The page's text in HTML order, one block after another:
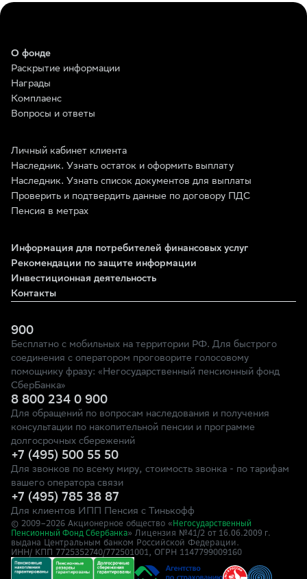
О фонде
Раскрытие информации
Награды
Комплаенс
Вопросы и ответы
Личный кабинет клиента
Наследник. Узнать остаток и оформить выплату
Наследник. Узнать список документов для выплаты
Проверить и подтвердить данные по договору ПДС
Пенсия в метрах
Информация для потребителей финансовых услуг
Рекомендации по защите информации
Инвестиционная деятельность
Контакты
900
Бесплатно с мобильных на территории РФ. Для быстрого
соединения с оператором проговорите голосовому
помощнику фразу: «Негосударственный пенсионный фонд
СберБанка»
8 800 234 0 900
Для обращений по вопросам наследования и получения
консультации по накопительной пенсии и программе
долгосрочных сбережений
+7 (495) 500 55 50
Для звонков по всему миру, стоимость звонка - по тарифам
вашего оператора связи
+7 (495) 785 38 87
Для клиентов ИПП Пенсия с Тинькофф
© 2009–2026 Акционерное общество « Негосударственный
Пенсионный Фонд Сбербанка» Лицензия №41/2 от 16.06.2009 г.
выдана Центральным банком Российской Федерации.
ИНН/ КПП 7725352740/772501001, ОГРН 1147799009160